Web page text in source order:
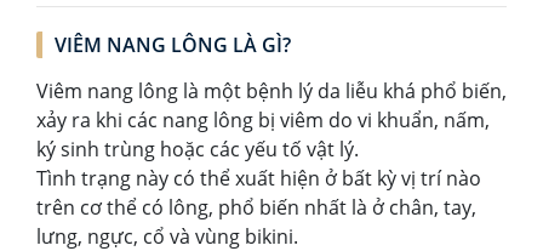
VIÊM NANG LÔNG LÀ GÌ?
Viêm nang lông là một bệnh lý da liễu khá phổ biến,
xảy ra khi các nang lông bị viêm do vi khuẩn, nấm,
ký sinh trùng hoặc các yếu tố vật lý.
Tình trạng này có thể xuất hiện ở bất kỳ vị trí nào
trên cơ thể có lông, phổ biến nhất là ở chân, tay,
lưng, ngực, cổ và vùng bikini.